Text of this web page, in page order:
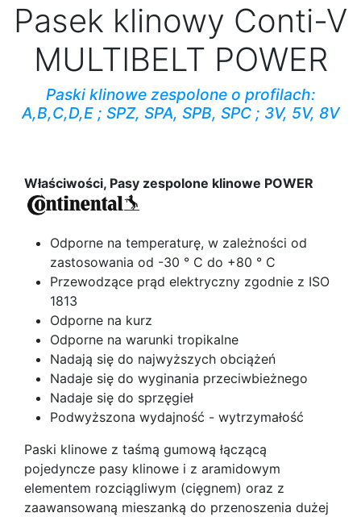
Pasek klinowy Conti-V
MULTIBELT POWER
Paski klinowe zespolone o profilach:
A,B,C,D,E ; SPZ, SPA, SPB, SPC ; 3V, 5V, 8V
Właściwości, Pasy zespolone klinowe POWER
Odporne na temperaturę, w zależności od
zastosowania od -30 ° C do +80 ° C
Przewodzące prąd elektryczny zgodnie z ISO
1813
Odporne na kurz
Odporne na warunki tropikalne
Nadają się do najwyższych obciążeń
Nadaje się do wyginania przeciwbieżnego
Nadaje się do sprzęgieł
Podwyższona wydajność - wytrzymałość
Paski klinowe z taśmą gumową łączącą
pojedyncze pasy klinowe i z aramidowym
elementem rozciągliwym (cięgnem) oraz z
zaawansowaną mieszanką do przenoszenia dużej